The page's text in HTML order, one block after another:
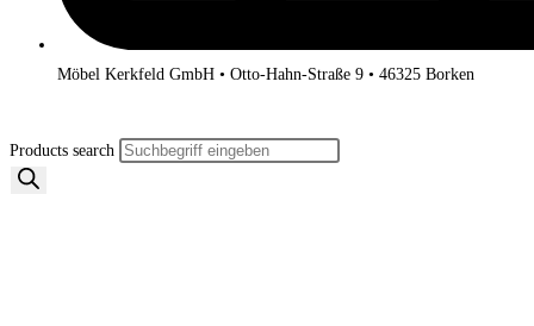
Möbel Kerkfeld GmbH • Otto-Hahn-Straße 9 • 46325 Borken
Products search